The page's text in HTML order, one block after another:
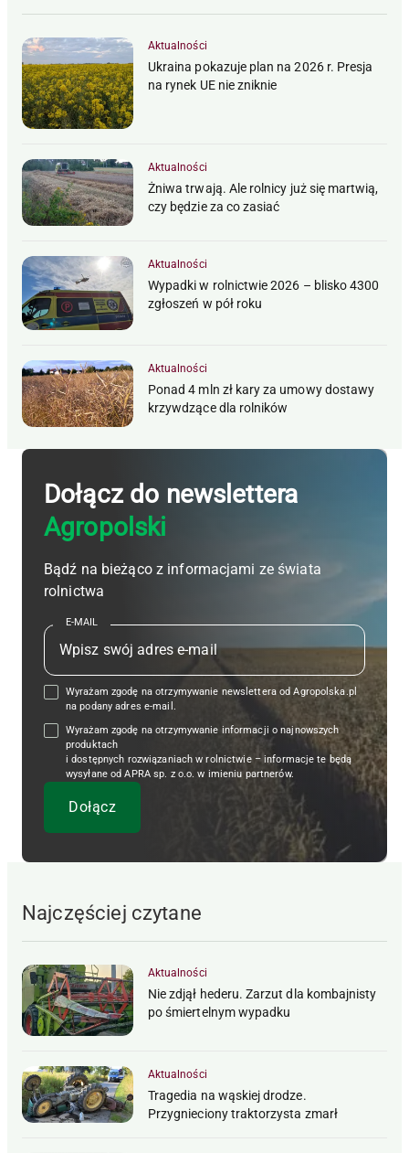
Aktualności
Ukraina pokazuje plan na 2026 r. Presja
na rynek UE nie zniknie
Aktualności
Żniwa trwają. Ale rolnicy już się martwią,
czy będzie za co zasiać
Aktualności
Wypadki w rolnictwie 2026 – blisko 4300
zgłoszeń w pół roku
Aktualności
Ponad 4 mln zł kary za umowy dostawy
krzywdzące dla rolników
Dołącz do newslettera
Agropolski
Bądź na bieżąco z informacjami ze świata
rolnictwa
E-MAIL
Wyrażam zgodę na otrzymywanie newslettera od Agropolska.pl
na podany adres e-mail.
Wyrażam zgodę na otrzymywanie informacji o najnowszych
produktach
i dostępnych rozwiązaniach w rolnictwie – informacje te będą
wysyłane od APRA sp. z o.o. w imieniu partnerów.
Najczęściej czytane
Aktualności
Nie zdjął hederu. Zarzut dla kombajnisty
po śmiertelnym wypadku
Aktualności
Tragedia na wąskiej drodze.
Przygnieciony traktorzysta zmarł